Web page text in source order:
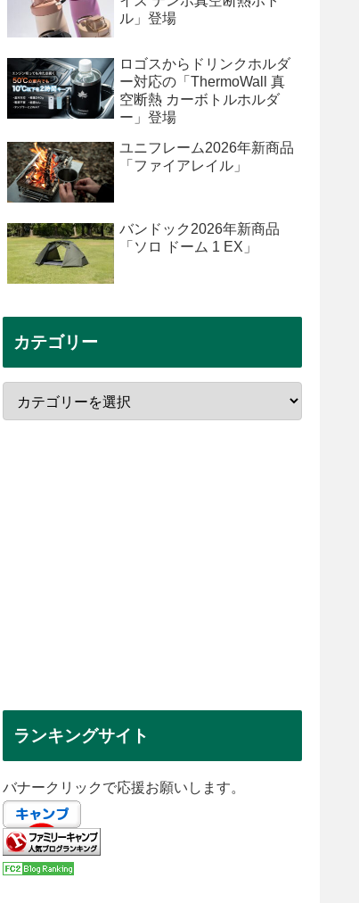
ル」登場
ロゴスからドリンクホルダ
ー対応の「ThermoWall 真
空断熱 カーボトルホルダ
ー」登場
ユニフレーム2026年新商品
「ファイアレイル」
バンドック2026年新商品
「ソロ ドーム 1 EX」
カテゴリー
ランキングサイト
バナークリックで応援お願いします。